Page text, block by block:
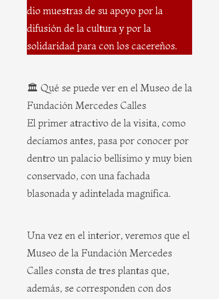
dio muestras de su apoyo por la
difusión de la cultura y por la
solidaridad para con los cacereños.
🏛️ Qué se puede ver en el Museo de la
Fundación Mercedes Calles
El primer atractivo de la visita, como
decíamos antes, pasa por conocer por
dentro un palacio bellísimo y muy bien
conservado, con una fachada
blasonada y adintelada magnífica.
Una vez en el interior, veremos que el
Museo de la Fundación Mercedes
Calles consta de tres plantas que,
además, se corresponden con dos